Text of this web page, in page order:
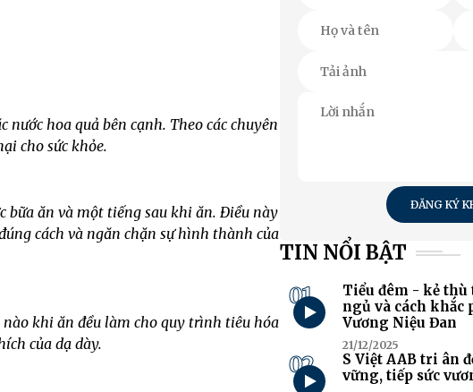
hoa quả bên cạnh. Theo các chuyên
cho sức khỏe.
bữa ăn và một tiếng sau khi ăn. Điều này
cách và ngăn chặn sự hình thành của
khi ăn đều làm cho quy trình tiêu hóa
của dạ dày.
ĐĂNG KÝ
TIN NỔI BẬT
01
Tiểu đêm - kẻ thù
ngủ và cách khắc
Vương Niệu Đan
21/12/2025
02
S Việt AAB tri ân
vững, tiếp sức